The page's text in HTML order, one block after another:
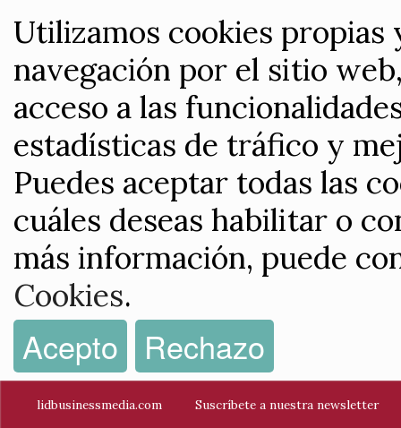
Utilizamos cookies
navegación por el sitio
acceso a las
estadísticas de tráfico y
Puedes aceptar todas las
cuáles deseas habilitar o
más información, puede
Cookies.
Acepto Rechazo
lidbusinessmedia.com Suscríbete a nuestra newsletter